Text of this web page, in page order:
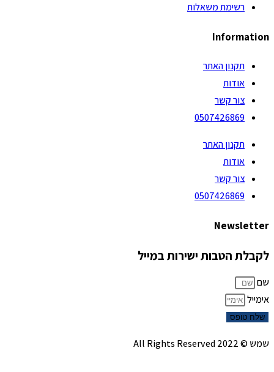
רשימת משאלות
Information
תקנון האתר
אודות
צור קשר
0507426869
תקנון האתר
אודות
צור קשר
0507426869
Newsletter
לקבלת הטבות ישירות במייל
שם
אימייל
שלח טופס
שמש © 2022 All Rights Reserved